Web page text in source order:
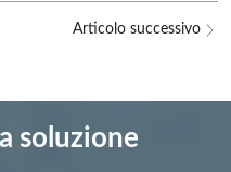
Articolo successivo
soluzione